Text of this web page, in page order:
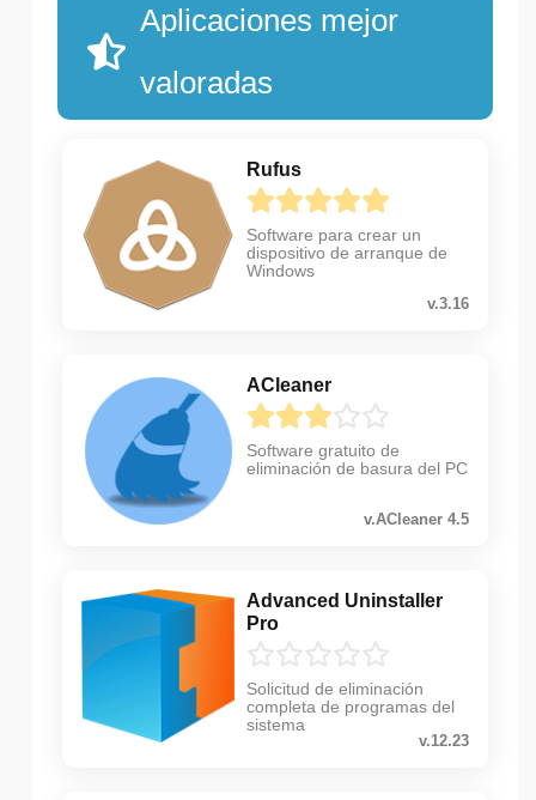
Aplicaciones mejor
valoradas
Rufus
Software para crear un
dispositivo de arranque de
Windows
v.3.16
ACleaner
Software gratuito de
eliminación de basura del PC
v.ACleaner 4.5
Advanced Uninstaller
Pro
Solicitud de eliminación
completa de programas del
sistema
v.12.23